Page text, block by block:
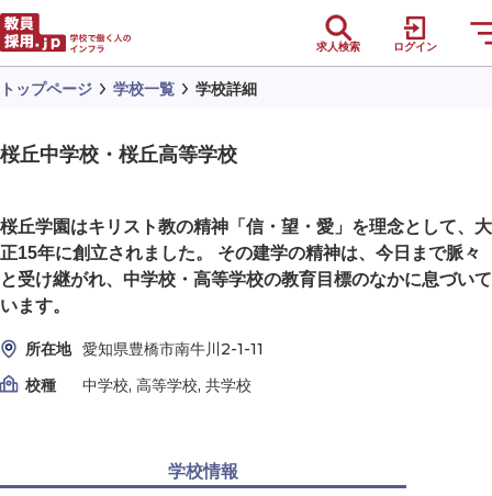
求人検索 ログイン
トップページ 学校一覧 学校詳細
桜丘中学校・桜丘高等学校
桜丘学園はキリスト教の精神「信・望・愛」を理念として、大
正15年に創立されました。 その建学の精神は、今日まで脈々
と受け継がれ、中学校・高等学校の教育目標のなかに息づいて
います。
所在地 愛知県豊橋市南牛川2-1-11
校種
中学校, 高等学校, 共学校
学校情報